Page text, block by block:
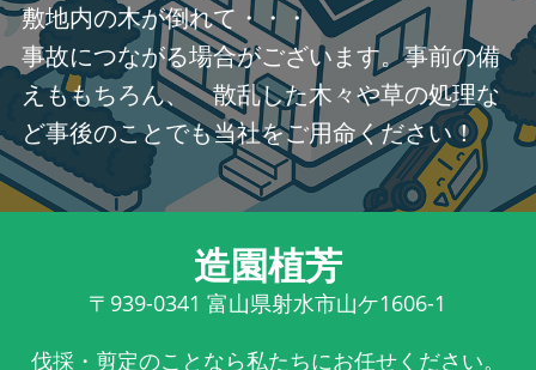
敷地内の木が倒れて・・・
事故につながる場合がございます。事前の備
えももちろん、 散乱した木々や草の処理な
ど事後のことでも当社をご用命ください！
造園植芳
〒939-0341 富山県射水市山ケ1606-1
伐採・剪定のことなら私たちにお任せください。